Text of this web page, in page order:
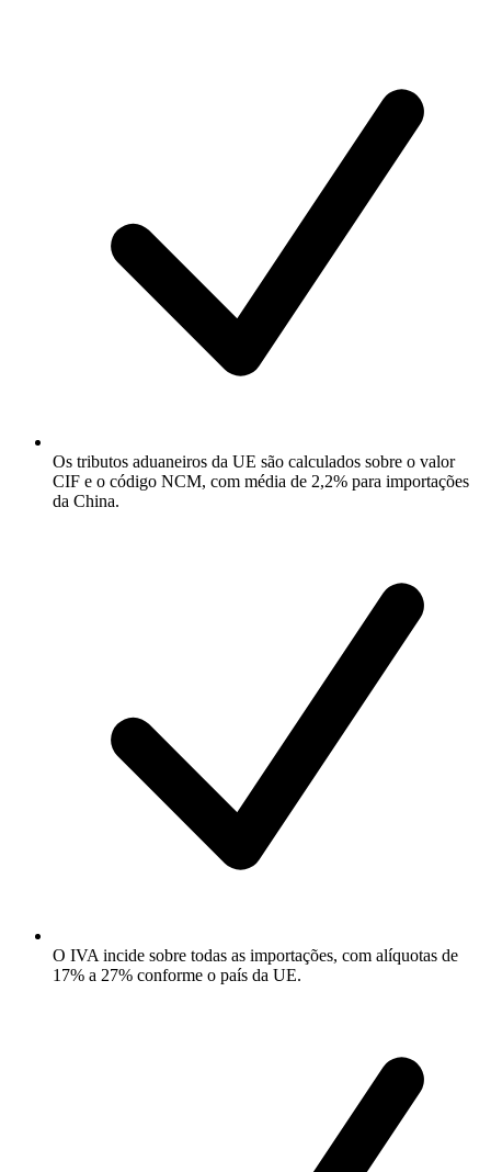
Os tributos aduaneiros da UE são calculados sobre o valor
CIF e o código NCM, com média de 2,2% para importações
da China.
O IVA incide sobre todas as importações, com alíquotas de
17% a 27% conforme o país da UE.